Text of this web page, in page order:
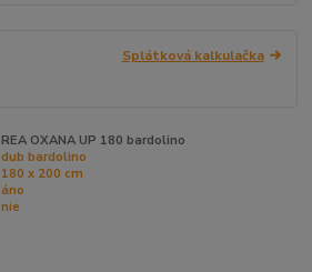
Splátková kalkulačka
REA OXANA UP 180 bardolino
dub bardolino
180 x 200 cm
áno
nie